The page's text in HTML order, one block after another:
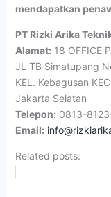
mendapatkan
PT Rizki Arika
Alamat: 18 OFFICE
JL TB Simatupang
KEL. Kebagusan
Jakarta Selatan
Telepon: 0813-
Email:
Related posts: